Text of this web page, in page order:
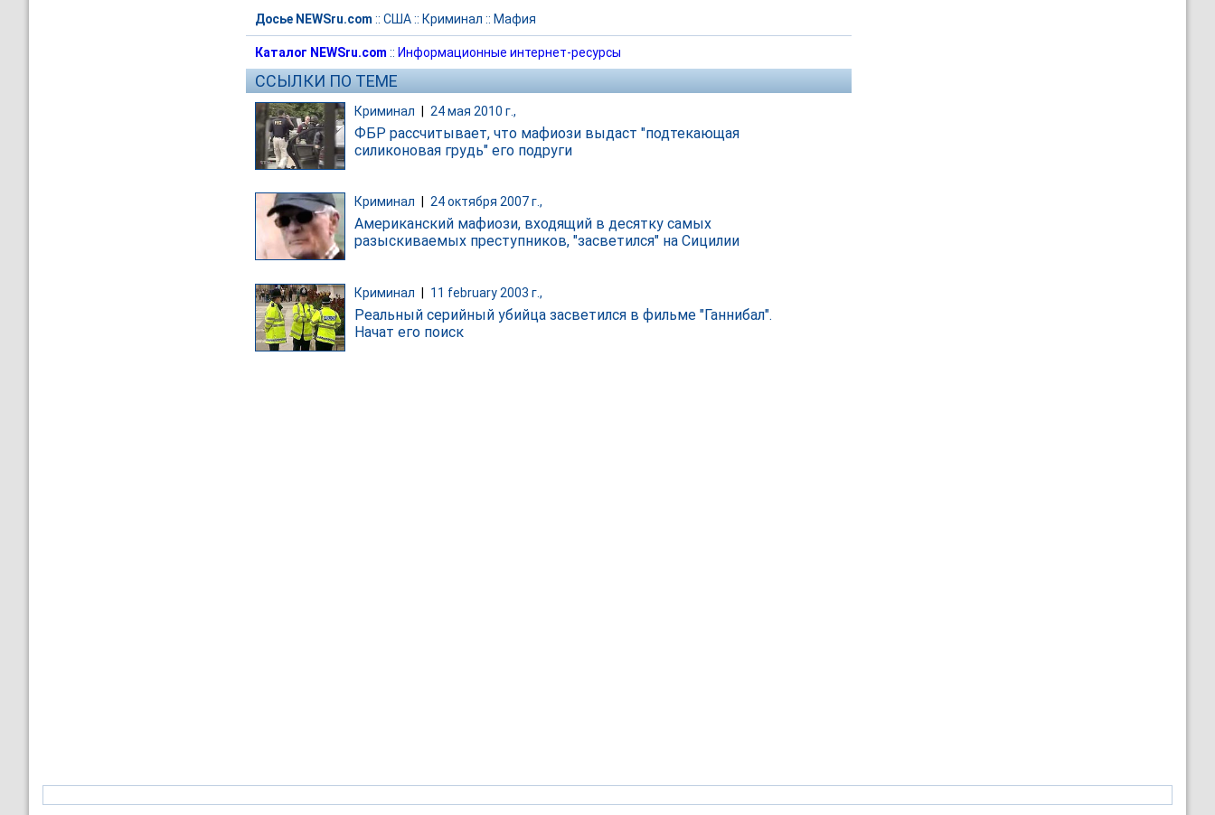
Досье NEWSru.com :: США:: Криминал :: Мафия
Каталог NEWSru.com :: Информационные интернет-ресурсы
ССЫЛКИ ПО ТЕМЕ
Криминал 24 мая 2010 г.,
ФБР рассчитывает, что мафиози выдаст "подтекающая
силиконовая грудь" его подруги
Криминал 24 октября 2007 г.,
Американский мафиози, входящий в десятку самых
разыскиваемых преступников, "засветился" на Сицилии
Криминал | 11 february 2003 г.,
Реальный серийный убийца засветился в фильме "Ганнибал".
Начат его поиск